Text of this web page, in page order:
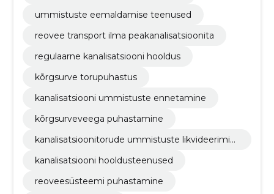
ummistuste eemaldamise teenused
reovee transport ilma peakanalisatsioonita
regulaarne kanalisatsiooni hooldus
kõrgsurve torupuhastus
kanalisatsiooni ummistuste ennetamine
kõrgsurveveega puhastamine
kanalisatsioonitorude ummistuste likvideerimin
kanalisatsiooni hooldusteenused
reoveesüsteemi puhastamine